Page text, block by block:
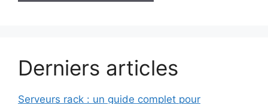
Derniers articles
Serveurs rack : un guide complet pour